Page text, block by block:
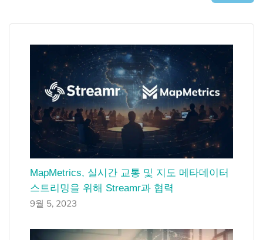
MapMetrics, 실시간 교통 및 지도 메타데이터
스트리밍을 위해 Streamr과 협력
9월 5, 2023